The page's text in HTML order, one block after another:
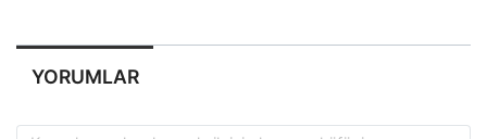
YORUMLAR